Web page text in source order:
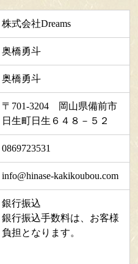
株式会社Dreams
奥橋勇斗
奥橋勇斗
〒701-3204 岡山県備前市
日生町日生６４８－５２
0869723531
info@hinase-kakikoubou.com
銀行振込
銀行振込手数料は、お客様
負担となります。